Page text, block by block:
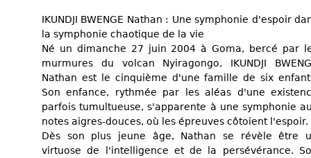
IKUNDJI BWENGE Nathan : Une symphonie d'espoir
la symphonie chaotique de la vie
Né un dimanche 27 juin 2004 à Goma, bercé par
murmures du volcan Nyiragongo, IKUNDJI
Nathan est le cinquième d'une famille de six
Son enfance, rythmée par les aléas d'une
parfois tumultueuse, s'apparente à une symphonie
notes aigres-douces, où les épreuves côtoient l'espoir.
Dès son plus jeune âge, Nathan se révèle être
virtuose de l'intelligence et de la persévérance.